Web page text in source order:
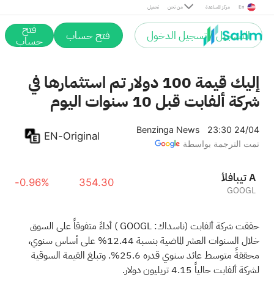
تحميل من نحن مركز المساعدة En
التسجيل / تسجيل الدخول فتح حساب فتح
حساب
إليك قيمة 100 دولار تم استثمارها في
شركة ألفابت قبل 10 سنوات اليوم
Benzinga News
23:30 24/04
تمت الترجمة بواسطة
EN-Original
ألفابيت A
GOOGL
354.30
-0.96%
حققت شركة ألفابت (ناسداك: GOOGL ) أداءً متفوقاً على السوق
خلال السنوات العشر الماضية بنسبة 12.44% على أساس سنوي،
محققةً متوسط عائد سنوي قدره 25.6%. وتبلغ القيمة السوقية
لشركة ألفابت حالياً 4.15 تريليون دولار.